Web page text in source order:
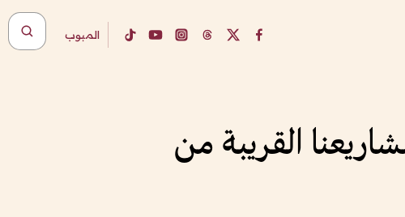
المبوب
القريبة من